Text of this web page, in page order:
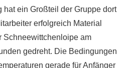
hat ein Großteil der Gruppe dort
erfolgreich Material
Schneewittchenloipe am
gedreht. Die Bedingungen
gerade für Anfänger